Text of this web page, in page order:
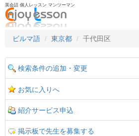
英会話 個人レッスン マンツーマン
ビルマ語
東京都 千代田区
検索条件の追加・変更
お気に入りへ
紹介サービス申込
掲示板で先生を募集する